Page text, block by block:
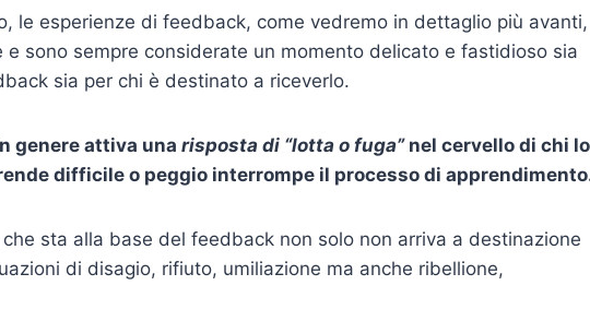
le esperienze di feedback, come vedremo in dettaglio più avanti,
sono sempre considerate un momento delicato e fastidioso sia
sia per chi è destinato a riceverlo.
genere attiva una risposta di “lotta o fuga” nel cervello di chi lo
difficile o peggio interrompe il processo di
sta alla base del feedback non solo non arriva a destinazione
di disagio, rifiuto, umiliazione ma anche ribellione,